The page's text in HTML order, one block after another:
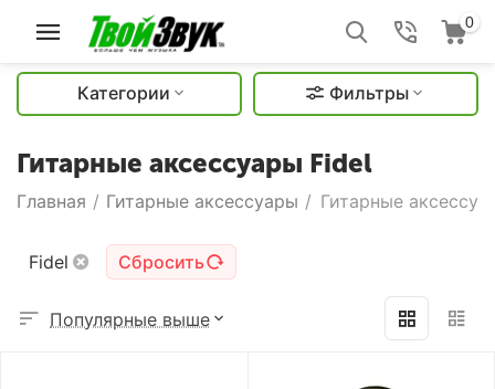
0
Категории Фильтры
Гитарные аксессуары Fidel
Главная / Гитарные аксессуары / Гитарные
Fidel Сбросить
Популярные выше